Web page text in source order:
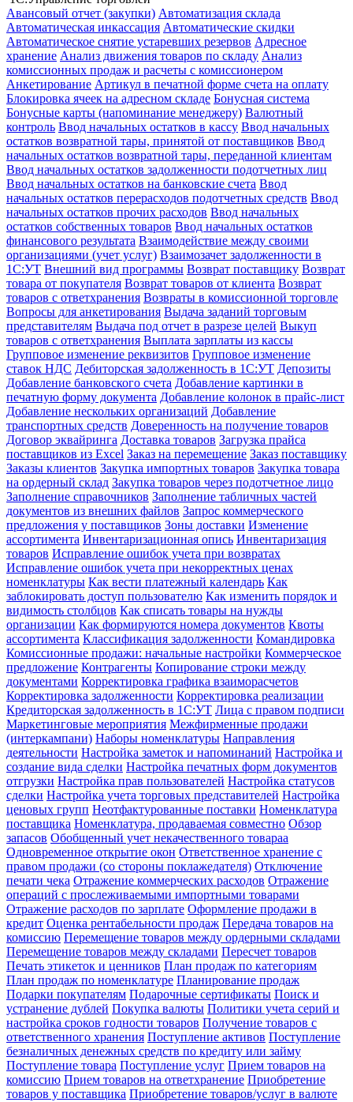
Авансовый отчет (закупки) Автоматизация склада
Автоматическая инкассация Автоматические скидки
Автоматическое снятие устаревших резервов Адресное
хранение Анализ движения товаров по складу Анализ
комиссионных продаж и расчеты с комиссионером
Анкетирование Артикул в печатной форме счета на оплату
Блокировка ячеек на адресном складе Бонусная система
Бонусные карты (напоминание менеджеру) Валютный
контроль Ввод начальных остатков в кассу Ввод начальных
остатков возвратной тары, принятой от поставщиков Ввод
начальных остатков возвратной тары, переданной клиентам
Ввод начальных остатков задолженности подотчетных лиц
Ввод начальных остатков на банковские счета Ввод
начальных остатков перерасходов подотчетных средств Ввод
начальных остатков прочих расходов Ввод начальных
остатков собственных товаров Ввод начальных остатков
финансового результата Взаимодействие между своими
организациями (учет услуг) Взаимозачет задолженности в
1С:УТ Внешний вид программы Возврат поставщику Возврат
товара от покупателя Возврат товаров от клиента Возврат
товаров с ответхранения Возвраты в комиссионной торговле
Вопросы для анкетирования Выдача заданий торговым
представителям Выдача под отчет в разрезе целей Выкуп
товаров с ответхранения Выплата зарплаты из кассы
Групповое изменение реквизитов Групповое изменение
ставок НДС Дебиторская задолженность в 1С:УТ Депозиты
Добавление банковского счета Добавление картинки в
печатную форму документа Добавление колонок в прайс-лист
Добавление нескольких организаций Добавление
транспортных средств Доверенность на получение товаров
Договор эквайринга Доставка товаров Загрузка прайса
поставщиков из Excel Заказ на перемещение Заказ поставщику
Заказы клиентов Закупка импортных товаров Закупка товара
на ордерный склад Закупка товаров через подотчетное лицо
Заполнение справочников Заполнение табличных частей
документов из внешних файлов Запрос коммерческого
предложения у поставщиков Зоны доставки Изменение
ассортимента Инвентаризационная опись Инвентаризация
товаров Исправление ошибок учета при возвратах
Исправление ошибок учета при некорректных ценах
номенклатуры Как вести платежный календарь Как
заблокировать доступ пользователю Как изменить порядок и
видимость столбцов Как списать товары на нужды
организации Как формируются номера документов Квоты
ассортимента Классификация задолженности Командировка
Комиссионные продажи: начальные настройки Коммерческое
предложение Контрагенты Копирование строки между
документами Корректировка графика взаиморасчетов
Корректировка задолженности Корректировка реализации
Кредиторская задолженность в 1С:УТ Лица с правом подписи
Маркетинговые мероприятия Межфирменные продажи
(интеркампани) Наборы номенклатуры Направления
деятельности Настройка заметок и напоминаний Настройка и
создание вида сделки Настройка печатных форм документов
отгрузки Настройка прав пользователей Настройка статусов
сделки Настройка учета торговых представителей Настройка
ценовых групп Неотфактурованные поставки Номенклатура
поставщика Номенклатура, продаваемая совместно Обзор
запасов Обобщенный учет некачественного товараа
Одновременное открытие окон Ответственное хранение с
правом продажи (со стороны поклажедателя) Отключение
печати чека Отражение коммерческих расходов Отражение
операций с прослеживаемыми импортными товарами
Отражение расходов по зарплате Оформление продажи в
кредит Оценка рентабельности продаж Передача товаров на
комиссию Перемещение товаров между ордерными складами
Перемещение товаров между складами Пересчет товаров
Печать этикеток и ценников План продаж по категориям
План продаж по номенклатуре Планирование продаж
Подарки покупателям Подарочные сертификаты Поиск и
устранение дублей Покупка валюты Политики учета серий и
настройка сроков годности товаров Получение товаров с
ответственного хранения Поступление активов Поступление
безналичных денежных средств по кредиту или займу
Поступление товара Поступление услуг Прием товаров на
комиссию Прием товаров на ответхранение Приобретение
товаров у поставщика Приобретение товаров/услуг в валюте